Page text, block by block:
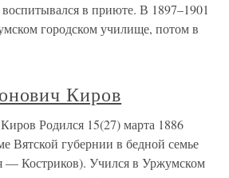
в приюте. В 1897–1901
городском училище, потом в
Киров
Родился 15(27) марта 1886
Вятской губернии в бедной семье
— Костриков). Учился в Уржумском